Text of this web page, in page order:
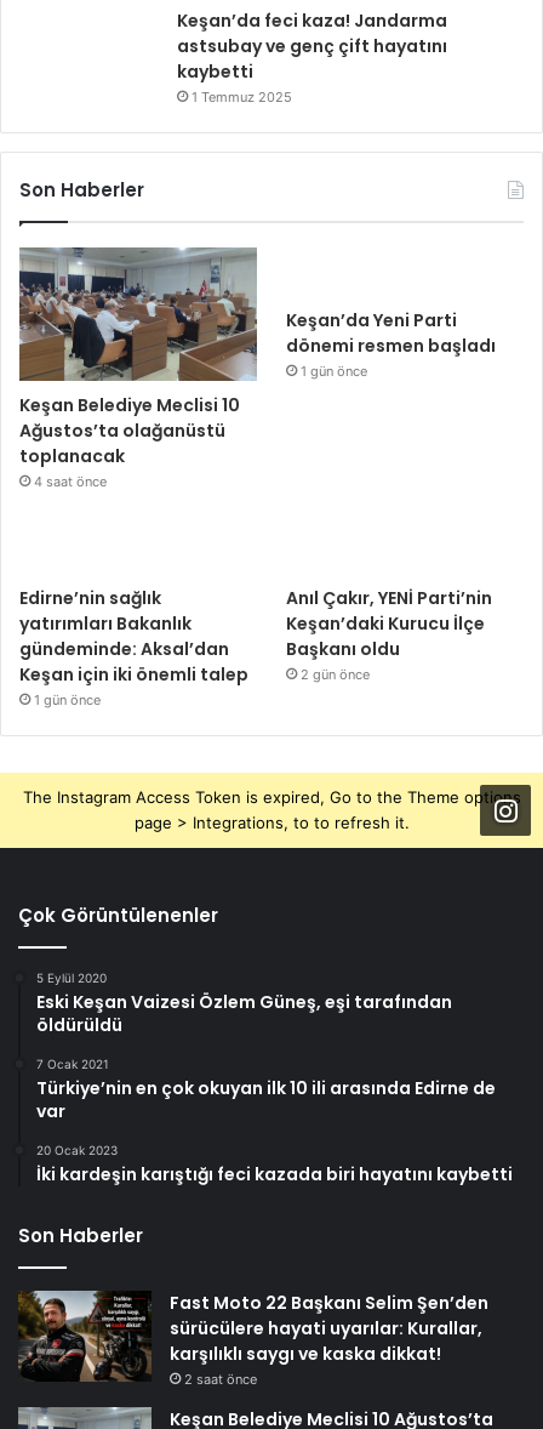
Keşan’da feci kaza! Jandarma
astsubay ve genç çift hayatını
kaybetti
1 Temmuz 2025
Son Haberler
Keşan Belediye Meclisi 10
Ağustos’ta olağanüstü
toplanacak
4 saat önce
Keşan’da Yeni Parti
dönemi resmen başladı
1 gün önce
Edirne’nin sağlık
yatırımları Bakanlık
gündeminde: Aksal’dan
Keşan için iki önemli talep
1 gün önce
Anıl Çakır, YENİ Parti’nin
Keşan’daki Kurucu İlçe
Başkanı oldu
2 gün önce
The Instagram Access Token is expired, Go to the Theme options
page > Integrations, to to refresh it.
Çok Görüntülenenler
5 Eylül 2020
Eski Keşan Vaizesi Özlem Güneş, eşi tarafından
öldürüldü
7 Ocak 2021
Türkiye’nin en çok okuyan ilk 10 ili arasında Edirne de
var
20 Ocak 2023
İki kardeşin karıştığı feci kazada biri hayatını kaybetti
Son Haberler
Fast Moto 22 Başkanı Selim Şen’den
sürücülere hayati uyarılar: Kurallar,
karşılıklı saygı ve kaska dikkat!
2 saat önce
Keşan Belediye Meclisi 10 Ağustos’ta